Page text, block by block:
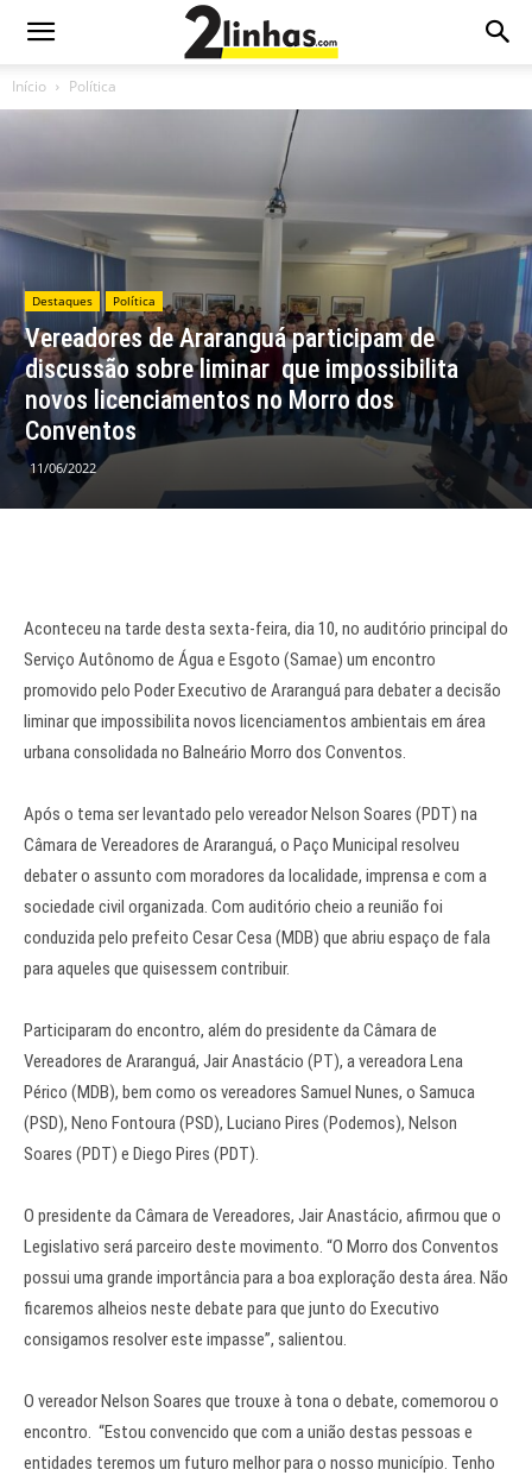
Início Política
Destaques Política
Vereadores de Araranguá participam de
discussão sobre liminar que impossibilita
novos licenciamentos no Morro dos
Conventos
11/06/2022
Aconteceu na tarde desta sexta-feira, dia 10, no auditório principal do
Serviço Autônomo de Água e Esgoto (Samae) um encontro
promovido pelo Poder Executivo de Araranguá para debater a decisão
liminar que impossibilita novos licenciamentos ambientais em área
urbana consolidada no Balneário Morro dos Conventos.
Após o tema ser levantado pelo vereador Nelson Soares (PDT) na
Câmara de Vereadores de Araranguá, o Paço Municipal resolveu
debater o assunto com moradores da localidade, imprensa e com a
sociedade civil organizada. Com auditório cheio a reunião foi
conduzida pelo prefeito Cesar Cesa (MDB) que abriu espaço de fala
para aqueles que quisessem contribuir.
Participaram do encontro, além do presidente da Câmara de
Vereadores de Araranguá, Jair Anastácio (PT), a vereadora Lena
Périco (MDB), bem como os vereadores Samuel Nunes, o Samuca
(PSD), Neno Fontoura (PSD), Luciano Pires (Podemos), Nelson
Soares (PDT) e Diego Pires (PDT).
O presidente da Câmara de Vereadores, Jair Anastácio, afirmou que o
Legislativo será parceiro deste movimento. “O Morro dos Conventos
possui uma grande importância para a boa exploração desta área. Não
ficaremos alheios neste debate para que junto do Executivo
consigamos resolver este impasse”, salientou.
O vereador Nelson Soares que trouxe à tona o debate, comemorou o
encontro. “Estou convencido que com a união destas pessoas e
entidades teremos um futuro melhor para o nosso município. Tenho